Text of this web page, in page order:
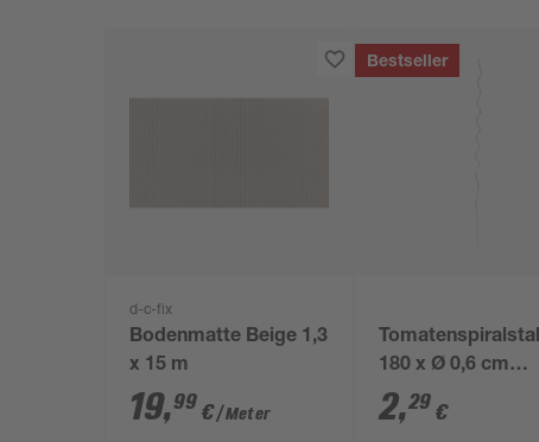
d-c-fix
Bodenmatte Beige 1,3
x 15 m
19,99 €/ Meter
Bestseller
180 x Ø 0,6 cm
verzinkt
2,29 €